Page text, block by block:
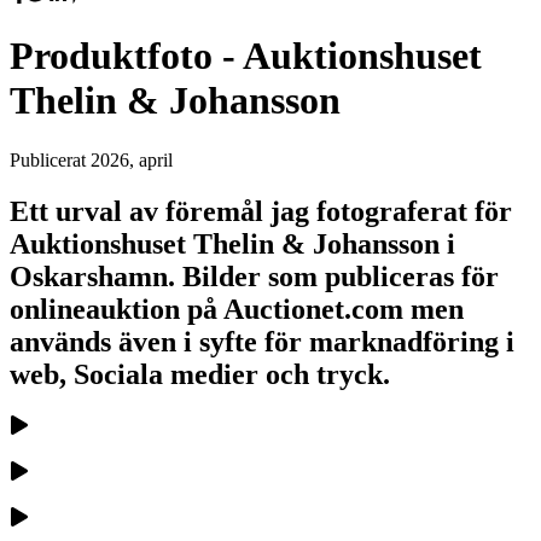
Produktfoto - Auktionshuset
Thelin & Johansson
Publicerat 2026, april
Ett urval av föremål jag fotograferat för
Auktionshuset Thelin & Johansson i
Oskarshamn. Bilder som publiceras för
onlineauktion på Auctionet.com men
används även i syfte för marknadföring i
web, Sociala medier och tryck.